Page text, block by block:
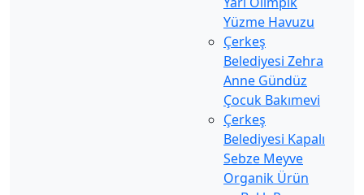
Yüzme Havuzu
Çerkeş
Belediyesi Zehra
Anne Gündüz
Çocuk Bakımevi
Çerkeş
Belediyesi Kapalı
Sebze Meyve
Organik Ürün